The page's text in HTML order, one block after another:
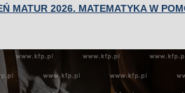
MATUR 2026. MATEMATYKA W